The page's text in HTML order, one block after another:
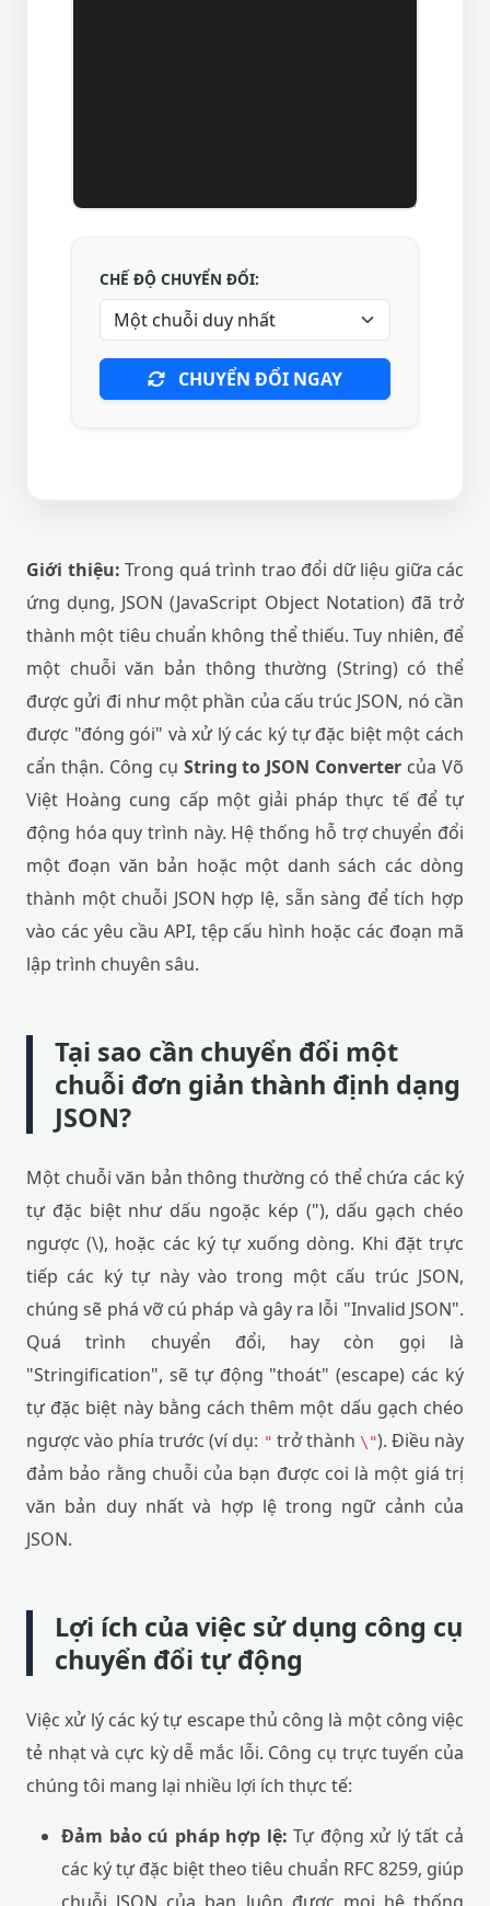
CHẾ ĐỘ CHUYỂN ĐỔI:
CHUYỂN ĐỔI NGAY
Giới thiệu: Trong quá trình trao đổi dữ liệu giữa các
ứng dụng, JSON (JavaScript Object Notation) đã trở
thành một tiêu chuẩn không thể thiếu. Tuy nhiên, để
một chuỗi văn bản thông thường (String) có thể
được gửi đi như một phần của cấu trúc JSON, nó cần
được "đóng gói" và xử lý các ký tự đặc biệt một cách
cẩn thận. Công cụ String to JSON Converter của Võ
Việt Hoàng cung cấp một giải pháp thực tế để tự
động hóa quy trình này. Hệ thống hỗ trợ chuyển đổi
một đoạn văn bản hoặc một danh sách các dòng
thành một chuỗi JSON hợp lệ, sẵn sàng để tích hợp
vào các yêu cầu API, tệp cấu hình hoặc các đoạn mã
lập trình chuyên sâu.
Tại sao cần chuyển đổi một
chuỗi đơn giản thành định dạng
JSON?
Một chuỗi văn bản thông thường có thể chứa các ký
tự đặc biệt như dấu ngoặc kép ("), dấu gạch chéo
ngược (\), hoặc các ký tự xuống dòng. Khi đặt trực
tiếp các ký tự này vào trong một cấu trúc JSON,
chúng sẽ phá vỡ cú pháp và gây ra lỗi "Invalid JSON".
Quá trình chuyển đổi, hay còn gọi là
"Stringification", sẽ tự động "thoát" (escape) các ký
tự đặc biệt này bằng cách thêm một dấu gạch chéo
ngược vào phía trước (ví dụ: " trở thành \"). Điều này
đảm bảo rằng chuỗi của bạn được coi là một giá trị
văn bản duy nhất và hợp lệ trong ngữ cảnh của
JSON.
Lợi ích của việc sử dụng công cụ
chuyển đổi tự động
Việc xử lý các ký tự escape thủ công là một công việc
tẻ nhạt và cực kỳ dễ mắc lỗi. Công cụ trực tuyến của
chúng tôi mang lại nhiều lợi ích thực tế:
Đảm bảo cú pháp hợp lệ: Tự động xử lý tất cả
các ký tự đặc biệt theo tiêu chuẩn RFC 8259, giúp